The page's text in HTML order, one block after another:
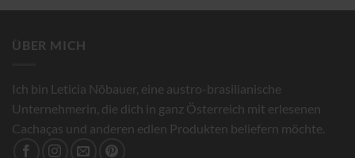
ÜBER MICH
Ich bin Leticia Nöbauer, eine austro-brasilianische
Unternehmerin, die dich in ganz Österreich mit erlesenen
Cachaças und anderen edlen Produkten beliefern möchte.